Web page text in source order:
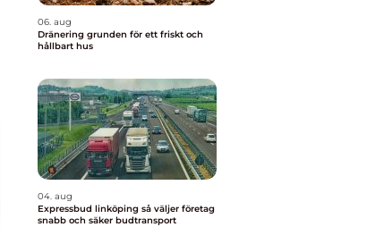
06. aug
Dränering grunden för ett friskt och
hållbart hus
04. aug
Expressbud linköping så väljer företag
snabb och säker budtransport